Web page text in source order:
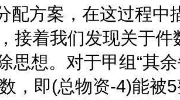
配方案，在这过程中
接着我们发现关于件
思想。对于甲组“其
，即(总物资-4)能被